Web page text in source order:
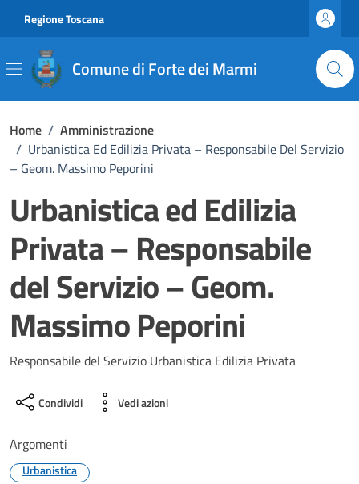
Regione Toscana
Comune di Forte dei Marmi
Home / Amministrazione
/ Urbanistica Ed Edilizia Privata – Responsabile Del Servizio
– Geom. Massimo Peporini
Urbanistica ed Edilizia
Privata – Responsabile
del Servizio – Geom.
Massimo Peporini
Responsabile del Servizio Urbanistica Edilizia Privata
Condividi Vedi azioni
Argomenti
Urbanistica